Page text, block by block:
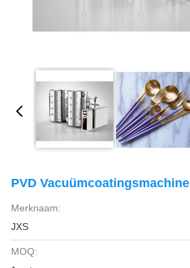
PVD Vacuümcoatingsmachine
Merknaam:
JXS
MOQ: